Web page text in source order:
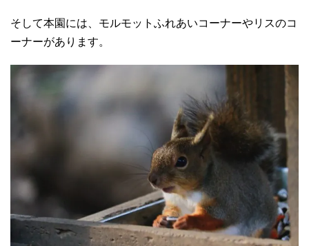
そして本園には、モルモットふれあいコーナーやリスのコ
ーナーがあります。